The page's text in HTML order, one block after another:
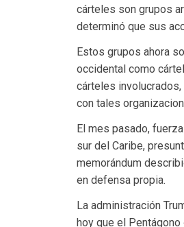
cárteles son grupos
determinó que sus
Estos grupos ahora
occidental como
cárteles
con tales
El mes pasado,
sur del Caribe,
memorándum
en defensa propia.
La administración
hoy que el